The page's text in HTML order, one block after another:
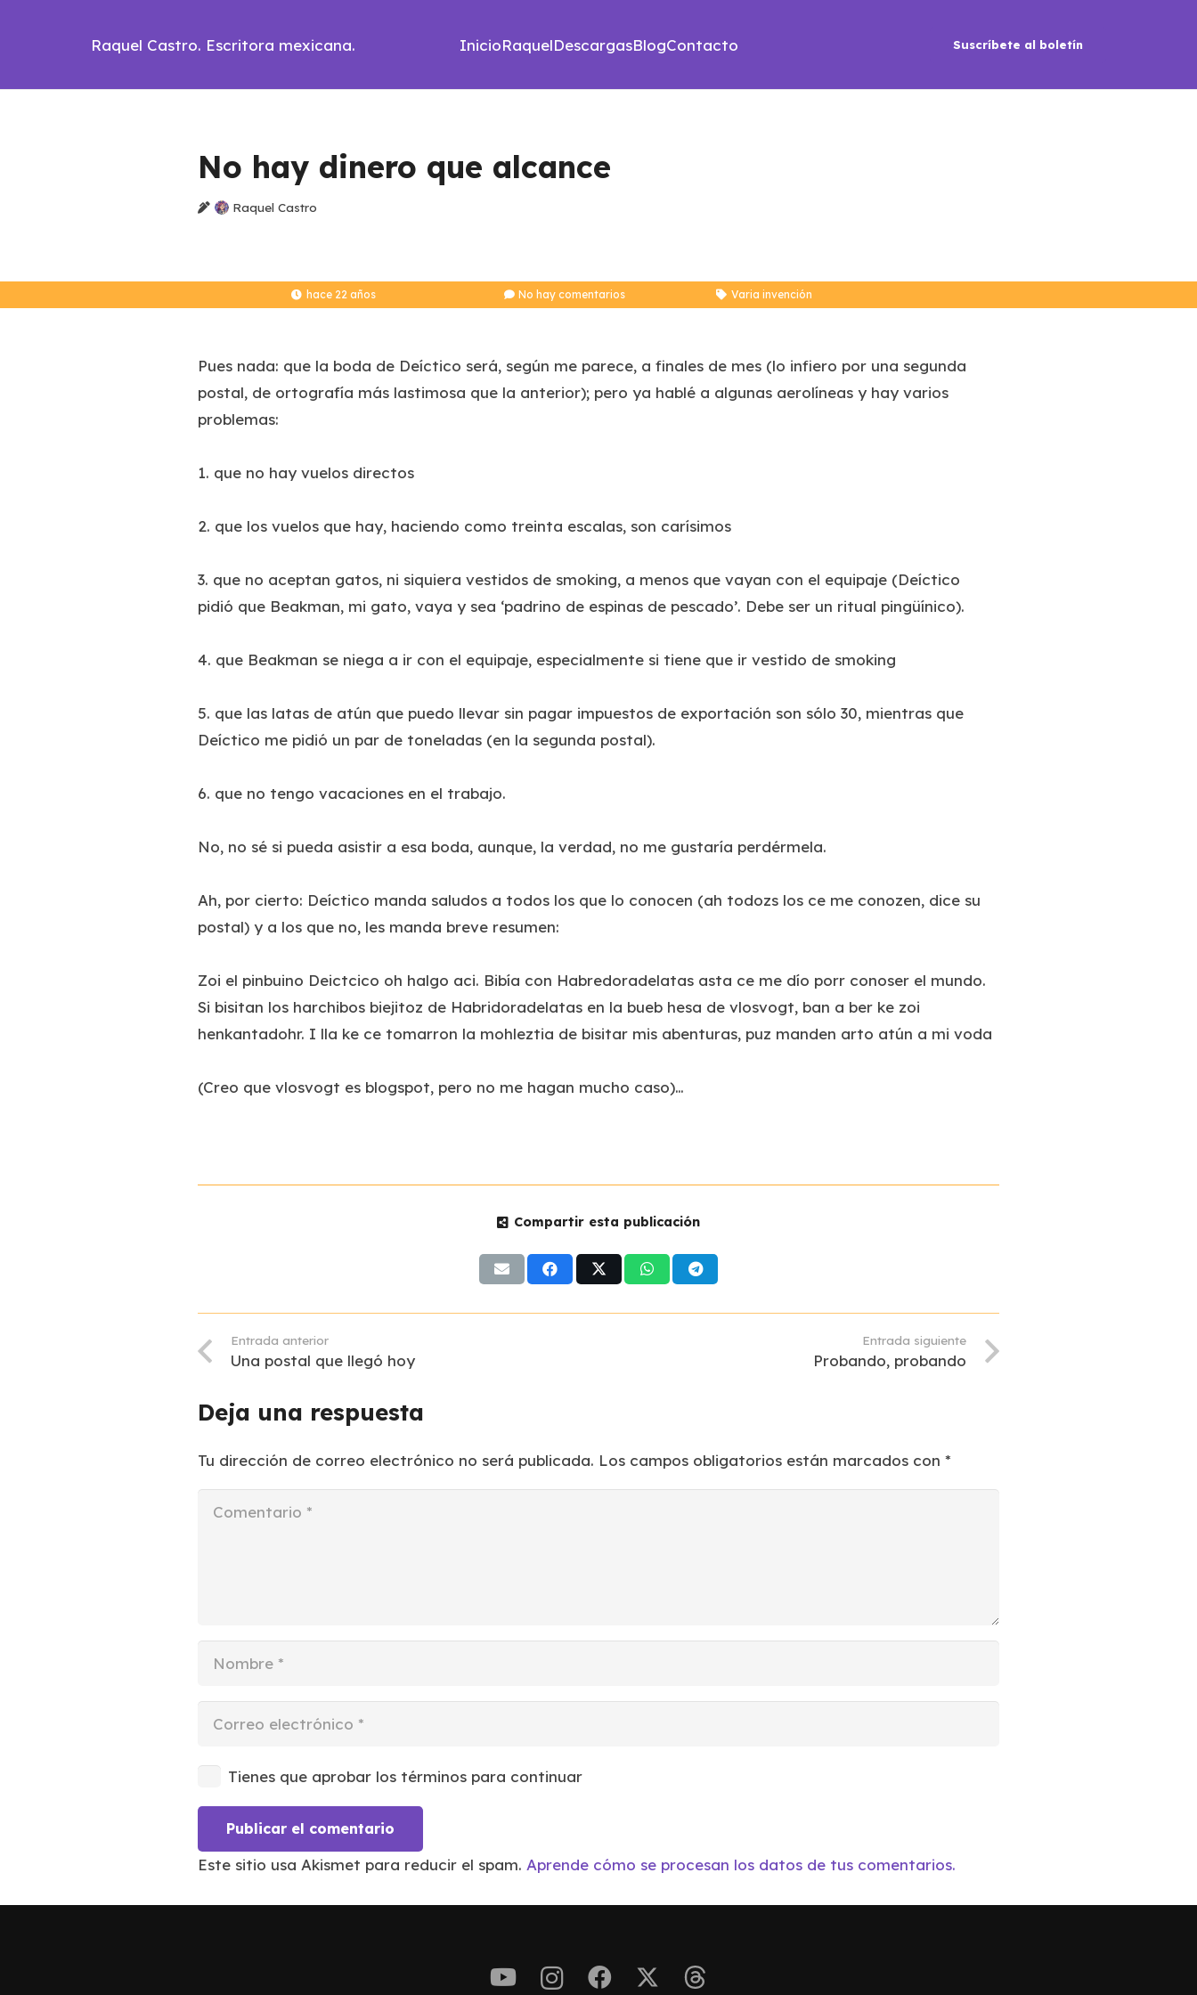
Raquel Castro. Escritora mexicana. InicioRaquelDescargasBlogContacto Suscríbete al boletín
No hay dinero que alcance
Raquel Castro
hace 22 años No hay comentarios Varia invención
Pues nada: que la boda de Deíctico será, según me parece, a finales de mes (lo infiero por una segunda
postal, de ortografía más lastimosa que la anterior); pero ya hablé a algunas aerolíneas y hay varios
problemas:
1. que no hay vuelos directos
2. que los vuelos que hay, haciendo como treinta escalas, son carísimos
3. que no aceptan gatos, ni siquiera vestidos de smoking, a menos que vayan con el equipaje (Deíctico
pidió que Beakman, mi gato, vaya y sea ‘padrino de espinas de pescado’. Debe ser un ritual pingüínico).
4. que Beakman se niega a ir con el equipaje, especialmente si tiene que ir vestido de smoking
5. que las latas de atún que puedo llevar sin pagar impuestos de exportación son sólo 30, mientras que
Deíctico me pidió un par de toneladas (en la segunda postal).
6. que no tengo vacaciones en el trabajo.
No, no sé si pueda asistir a esa boda, aunque, la verdad, no me gustaría perdérmela.
Ah, por cierto: Deíctico manda saludos a todos los que lo conocen (ah todozs los ce me conozen, dice su
postal) y a los que no, les manda breve resumen:
Zoi el pinbuino Deictcico oh halgo aci. Bibía con Habredoradelatas asta ce me dío porr conoser el mundo.
Si bisitan los harchibos biejitoz de Habridoradelatas en la bueb hesa de vlosvogt, ban a ber ke zoi
henkantadohr. I lla ke ce tomarron la mohleztia de bisitar mis abenturas, puz manden arto atún a mi voda
(Creo que vlosvogt es blogspot, pero no me hagan mucho caso)…
Compartir esta publicación
Entrada anterior
Una postal que llegó hoy
Entrada siguiente
Probando, probando
Deja una respuesta
Tu dirección de correo electrónico no será publicada. Los campos obligatorios están marcados con *
Tienes que aprobar los términos para continuar
Publicar el comentario
Este sitio usa Akismet para reducir el spam. Aprende cómo se procesan los datos de tus comentarios.